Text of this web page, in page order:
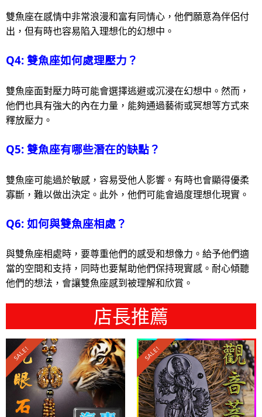
雙魚座在感情中非常浪漫和富有同情心，他們願意為伴侶付
出，但有時也容易陷入理想化的幻想中。
Q4: 雙魚座如何處理壓力？
雙魚座面對壓力時可能會選擇逃避或沉浸在幻想中。然而，
他們也具有強大的內在力量，能夠通過藝術或冥想等方式來
釋放壓力。
Q5: 雙魚座有哪些潛在的缺點？
雙魚座可能過於敏感，容易受他人影響。有時也會顯得優柔
寡斷，難以做出決定。此外，他們可能會過度理想化現實。
Q6: 如何與雙魚座相處？
與雙魚座相處時，要尊重他們的感受和想像力。給予他們適
當的空間和支持，同時也要幫助他們保持現實感。耐心傾聽
他們的想法，會讓雙魚座感到被理解和欣賞。
店長推薦
SALE! SALE!